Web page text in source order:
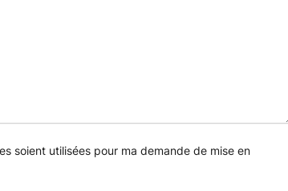
soient utilisées pour ma demande de mise en